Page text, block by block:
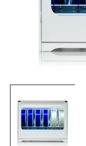
media
in
modal